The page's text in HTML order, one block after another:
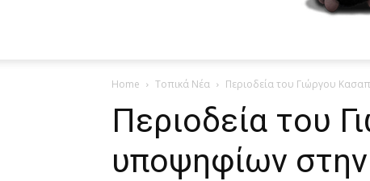
Home Τοπικά Νέα Περιοδεία του Γιώργου
Περιοδεία του
υποψηφίων